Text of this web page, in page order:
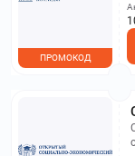
ПРОМОКОД